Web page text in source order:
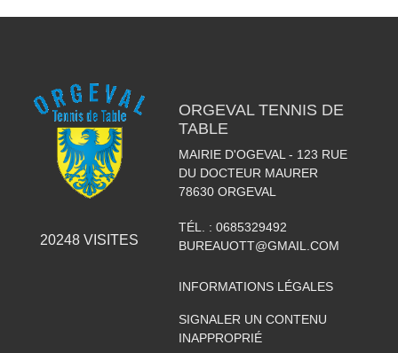
20248VISITES
ORGEVAL TENNIS DE
TABLE
MAIRIE D'OGEVAL - 123 RUE
DU DOCTEUR MAURER
78630 ORGEVAL
TÉL. : 0685329492
BUREAUOTT@GMAIL.COM
INFORMATIONS LÉGALES
SIGNALER UN CONTENU
INAPPROPRIÉ